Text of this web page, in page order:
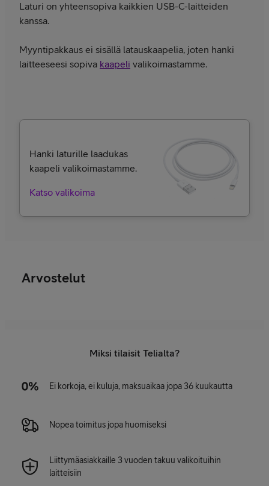
Laturi on yhteensopiva kaikkien USB-C-laitteiden
kanssa.
Myyntipakkaus ei sisällä latauskaapelia, joten hanki
laitteeseesi sopiva kaapeli valikoimastamme.
Hanki laturille laadukas
kaapeli valikoimastamme.
Katso valikoima
Arvostelut
Miksi tilaisit Telialta?
Ei korkoja, ei kuluja, maksuaikaa jopa 36 kuukautta
Nopea toimitus jopa huomiseksi
Liittymäasiakkaille 3 vuoden takuu valikoituihin
laitteisiin